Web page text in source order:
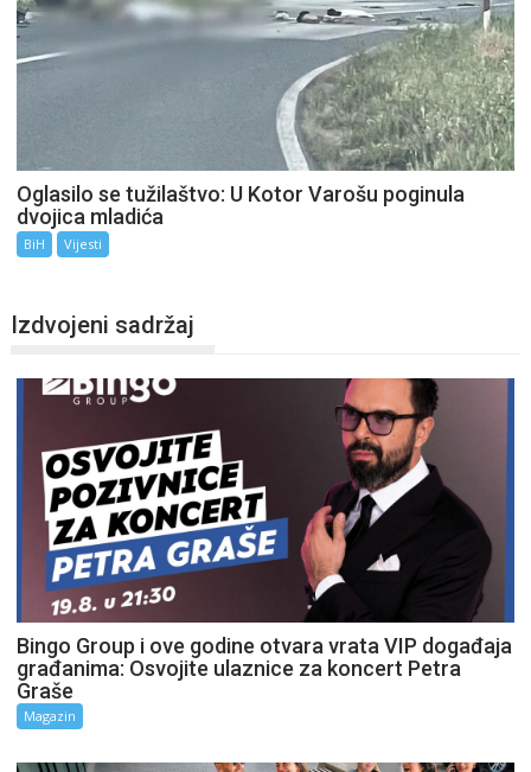
Oglasilo se tužilaštvo: U Kotor Varošu poginula
dvojica mladića
BiH Vijesti
Izdvojeni sadržaj
Bingo Group i ove godine otvara vrata VIP događaja
građanima: Osvojite ulaznice za koncert Petra
Graše
Magazin